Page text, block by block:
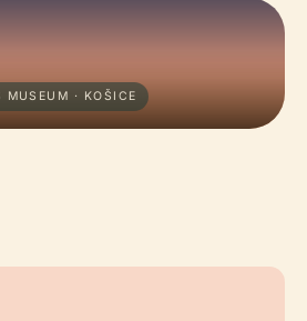
MUSEUM · KOŠICE